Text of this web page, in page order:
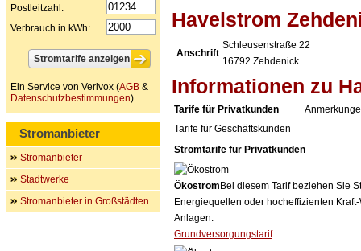
Havelstrom
Anschrift
Schleusenstraße 22
16792 Zehdenick
Informationen zu
Tarife für Privatkunden
Tarife für Geschäftskunden
Stromtarife für Privatkunden
Ökostrom Bei diesem Tarif beziehen Sie
Energiequellen oder hocheffizienten
Anlagen.
Grundversorgungstarif
Postleitzahl:
Verbrauch in kWh:
Ein Service von Verivox (AGB &
Datenschutzbestimmungen).
Stromanbieter
Stromanbieter
Stadtwerke
Stromanbieter in Großstädten